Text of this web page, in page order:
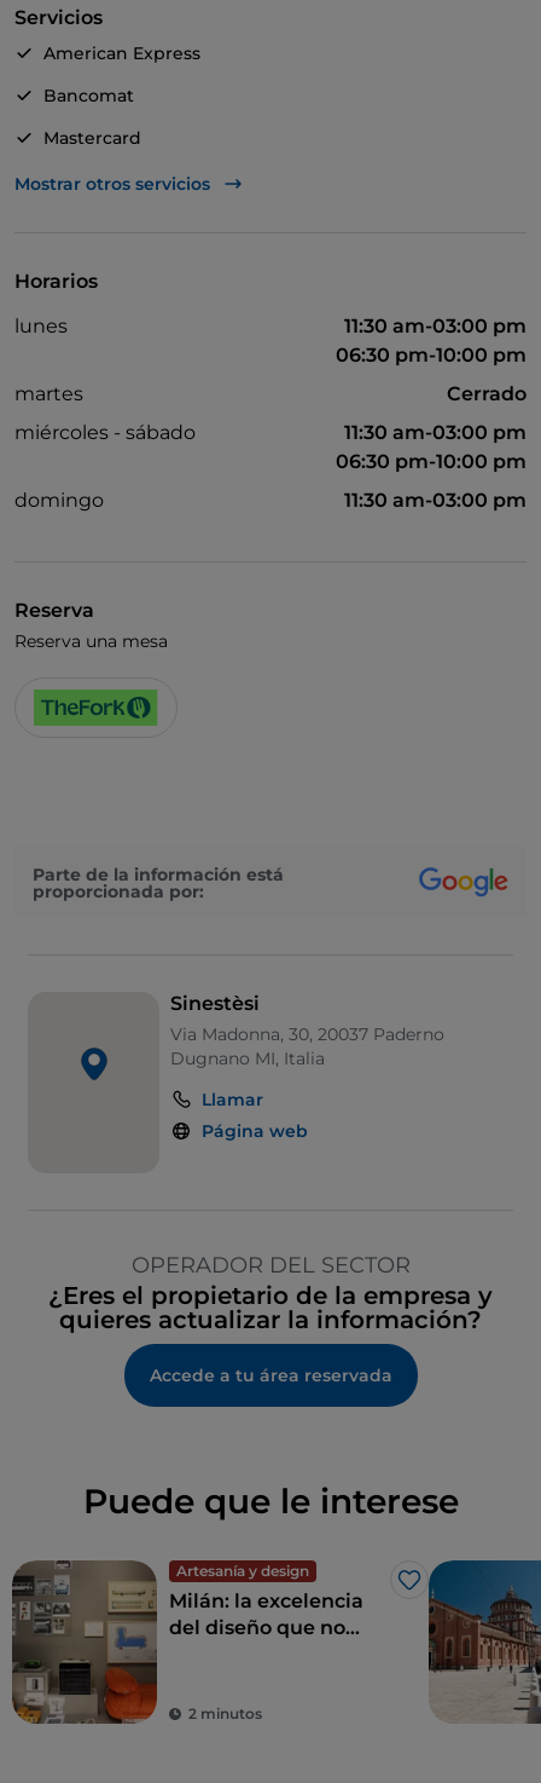
Servicios
American Express
Bancomat
Mastercard
TheFork PAY
Mostrar otros servicios
Horarios
lunes
11:30 am-03:00 pm
06:30 pm-10:00 pm
martes
Cerrado
miércoles - sábado
11:30 am-03:00 pm
06:30 pm-10:00 pm
domingo
11:30 am-03:00 pm
Reserva
Reserva una mesa
Parte de la información está
proporcionada por:
Sinestèsi
Via Madonna, 30, 20037 Paderno
Dugnano MI, Italia
Llamar
Página web
OPERADOR DEL SECTOR
¿Eres el propietario de la empresa y
quieres actualizar la información?
Accede a tu área reservada
Puede que le interese
Artesanía y design
Me gusta
Milán: la excelencia
del diseño que no
2 minutos